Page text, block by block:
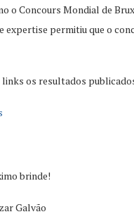
o Concours Mondial de
expertise permitiu que o
links os resultados
brinde!
Galvão